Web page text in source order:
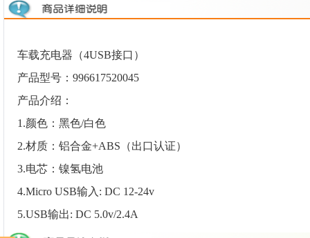
车载充电器（4USB接口）
产品型号：996617520045
产品介绍：
1.颜色：黑色/白色
2.材质：铝合金+ABS（出口认证）
3.电芯：镍氢电池
4.Micro USB输入: DC 12-24v
5.USB输出: DC 5.0v/2.4A